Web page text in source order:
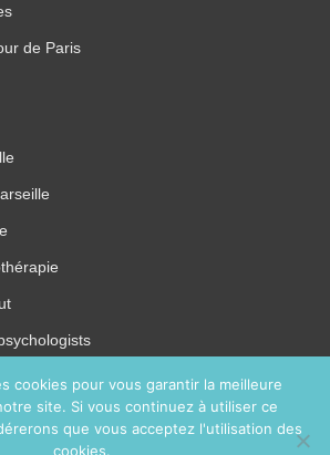
de Paris
enfants
cookies pour vous garantir la meilleure
site. Si vous continuez à utiliser ce
que vous acceptez l'utilisation des
cookies.